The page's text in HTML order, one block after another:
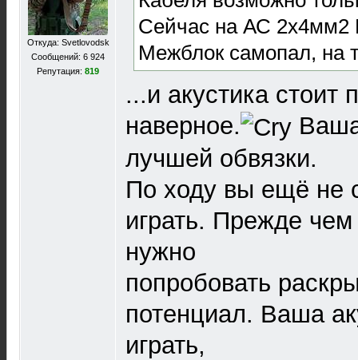
Откуда: Svetlovodsk
Сообщений: 6 924
Репутация: 819
Сейчас на АС
Межблок самопал, на
...и акустика стоит
наверное.
лучшей обвязки.
По ходу вы ещё не
играть. Прежде
нужно
попробовать
потенциал. Ваша
играть,